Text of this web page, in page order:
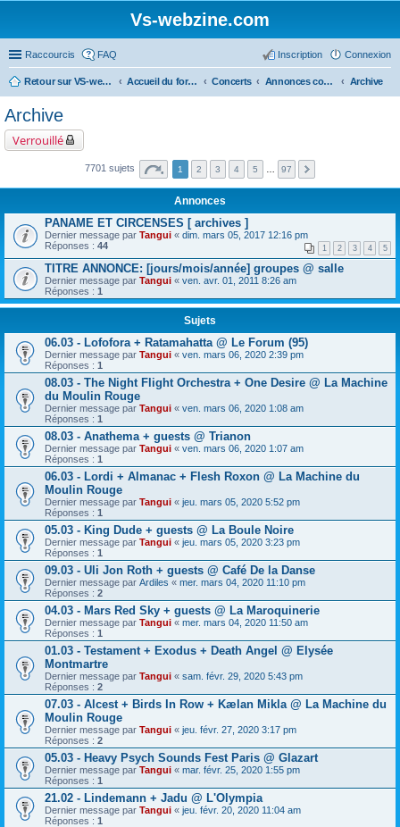
Vs-webzine.com
Raccourcis FAQ Connexion
Inscription
Retour sur VS-webzine Accueil du forum Concerts Annonces concerts - Paris et Région parisienne Archive
Archive
Verrouillé
7701 sujets 1 2 3 4 5 97
Annonces
PANAME ET CIRCENSES [ archives ]
Dernier message par Tangui « dim. mars 05, 2017 12:16 pm
Réponses : 44 1 2 3 4 5
TITRE ANNONCE: [jours/mois/année] groupes @ salle
Dernier message par Tangui « ven. avr. 01, 2011 8:26 am
Réponses : 1
Sujets
06.03 - Lofofora + Ratamahatta @ Le Forum (95)
Dernier message par Tangui « ven. mars 06, 2020 2:39 pm
Réponses : 1
08.03 - The Night Flight Orchestra + One Desire @ La Machine
du Moulin Rouge
Dernier message par Tangui « ven. mars 06, 2020 1:08 am
Réponses : 1
08.03 - Anathema + guests @ Trianon
Dernier message par Tangui « ven. mars 06, 2020 1:07 am
Réponses : 1
06.03 - Lordi + Almanac + Flesh Roxon @ La Machine du
Moulin Rouge
Dernier message par Tangui « jeu. mars 05, 2020 5:52 pm
Réponses : 1
05.03 - King Dude + guests @ La Boule Noire
Dernier message par Tangui « jeu. mars 05, 2020 3:23 pm
Réponses : 1
09.03 - Uli Jon Roth + guests @ Café De la Danse
Dernier message par Ardiles « mer. mars 04, 2020 11:10 pm
Réponses : 2
04.03 - Mars Red Sky + guests @ La Maroquinerie
Dernier message par Tangui « mer. mars 04, 2020 11:50 am
Réponses : 1
01.03 - Testament + Exodus + Death Angel @ Elysée
Montmartre
Dernier message par Tangui « sam. févr. 29, 2020 5:43 pm
Réponses : 2
07.03 - Alcest + Birds In Row + Kælan Mikla @ La Machine du
Moulin Rouge
Dernier message par Tangui « jeu. févr. 27, 2020 3:17 pm
Réponses : 2
05.03 - Heavy Psych Sounds Fest Paris @ Glazart
Dernier message par Tangui « mar. févr. 25, 2020 1:55 pm
Réponses : 1
21.02 - Lindemann + Jadu @ L'Olympia
Dernier message par Tangui « jeu. févr. 20, 2020 11:04 am
Réponses : 1